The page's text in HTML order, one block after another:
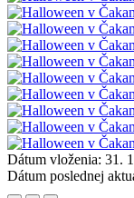
Dátum vloženia: 31.
Dátum poslednej